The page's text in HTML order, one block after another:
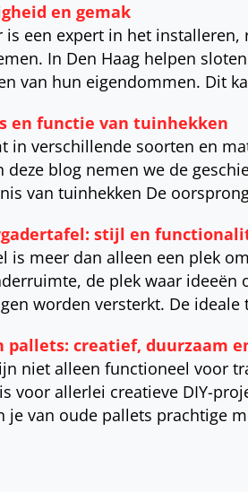
en gemak
is een expert in het
In Den Haag helpen
van hun eigendommen. Dit
en functie van tuinhekken
in verschillende soorten en
blog nemen we de
van tuinhekken De
stijl en
is meer dan alleen een plek
de plek waar
worden versterkt. De ideale
pallets: creatief, duurzaam
niet alleen functioneel voor
voor allerlei creatieve DIY-
je van oude pallets prachtige